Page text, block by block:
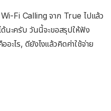
Fi Calling จาก True ไปแล้ว
นะครับ วันนี้จะขอสรุปให้ฟัง
ะไร, ดียังไงแล้วคิดค่าใช้จ่าย